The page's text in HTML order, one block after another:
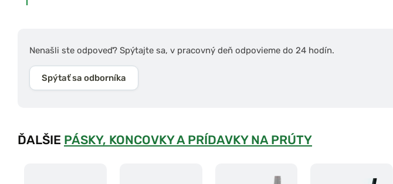
Nenašli ste odpoveď? Spýtajte sa, v pracovný deň odpovieme do 24 hodín.
Spýtať sa odborníka
ĎALŠIE PÁSKY, KONCOVKY A PRÍDAVKY NA PRÚTY